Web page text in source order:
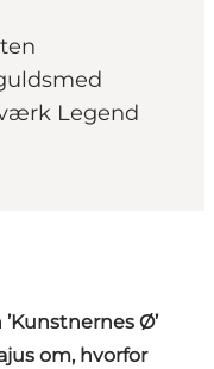
Legend
Ø’
om, hvorfor